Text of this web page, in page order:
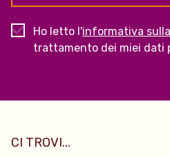
Ho letto l'informativa
trattamento dei miei dati
CI TROVI...